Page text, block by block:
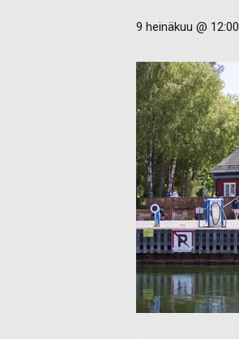
9 heinäkuu @ 12:00